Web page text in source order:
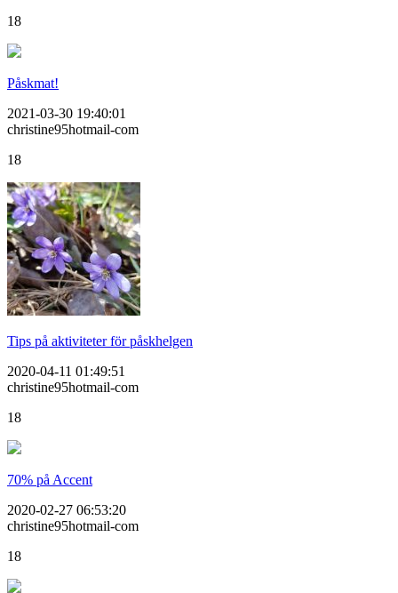
18
Påskmat!
2021-03-30 19:40:01
christine95hotmail-com
18
Tips på aktiviteter för påskhelgen
2020-04-11 01:49:51
christine95hotmail-com
18
70% på Accent
2020-02-27 06:53:20
christine95hotmail-com
18